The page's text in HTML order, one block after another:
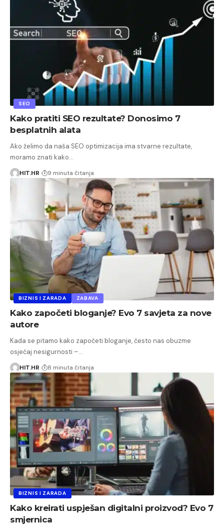
SEO
Kako pratiti SEO rezultate? Donosimo 7
besplatnih alata
Ako želimo da naša SEO optimizacija ima stvarne rezultate,
moramo znati kako…
HIT.HR 9 minuta čitanja
BIZNIS I ZARADA ZABAVA
Kako započeti bloganje? Evo 7 savjeta za nove
autore
Kada se pitamo kako započeti bloganje, često nas obuzme
osjećaj nesigurnosti –…
HIT.HR 8 minuta čitanja
BIZNIS I ZARADA
Kako kreirati uspješan digitalni proizvod? Evo 7
smjernica